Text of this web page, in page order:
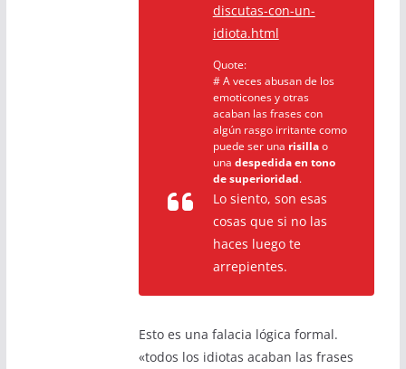
discutas-con-un-
idiota.html
Quote:
# A veces abusan de los
emoticones y otras
acaban las frases con
algún rasgo irritante como
puede ser una risillao
una despedida en tono
de superioridad.
Lo siento, son esas
cosas que si no las
haces luego te
arrepientes.
Esto es una falacia lógica formal.
«todos los idiotas acaban las frases